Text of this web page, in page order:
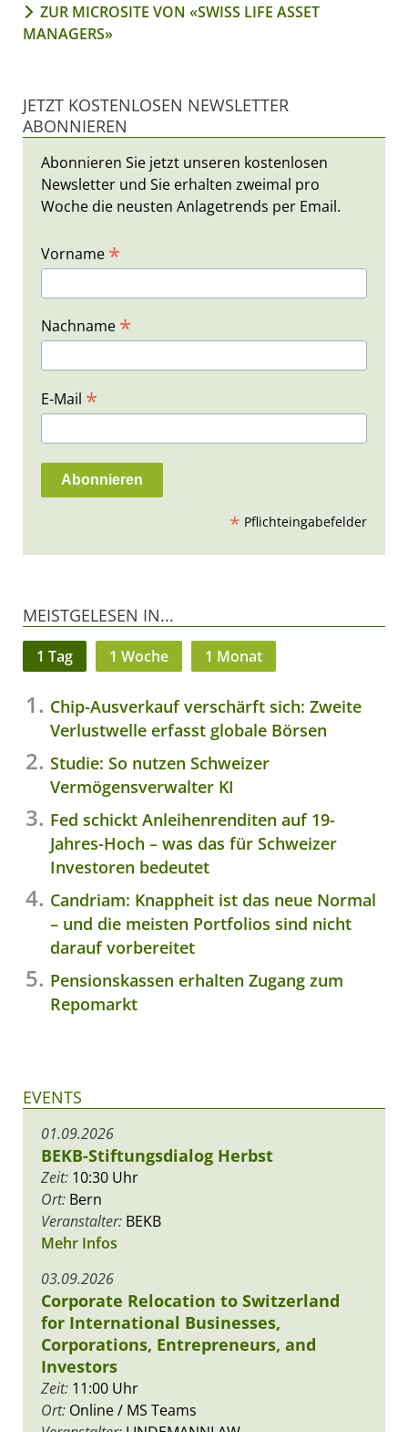
ZUR MICROSITE VON «SWISS LIFE ASSET
MANAGERS»
JETZT KOSTENLOSEN NEWSLETTER
ABONNIEREN
Abonnieren Sie jetzt unseren kostenlosen
Newsletter und Sie erhalten zweimal pro
Woche die neusten Anlagetrends per Email.
Vorname *
Nachname *
E-Mail *
* Pflichteingabefelder
MEISTGELESEN IN...
1 Tag 1 Woche 1 Monat
Chip-Ausverkauf verschärft sich: Zweite
Verlustwelle erfasst globale Börsen
Studie: So nutzen Schweizer
Vermögensverwalter KI
Fed schickt Anleihenrenditen auf 19-
Jahres-Hoch – was das für Schweizer
Investoren bedeutet
Candriam: Knappheit ist das neue Normal
– und die meisten Portfolios sind nicht
darauf vorbereitet
Pensionskassen erhalten Zugang zum
Repomarkt
EVENTS
01.09.2026
BEKB-Stiftungsdialog Herbst
Zeit: 10:30 Uhr
Ort: Bern
Veranstalter: BEKB
Mehr Infos
03.09.2026
Corporate Relocation to Switzerland
for International Businesses,
Corporations, Entrepreneurs, and
Investors
Zeit: 11:00 Uhr
Ort: Online / MS Teams